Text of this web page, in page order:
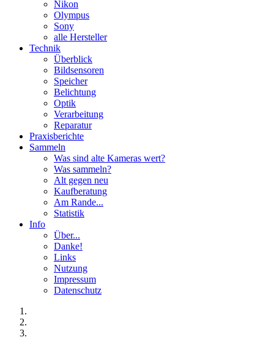
Nikon
Olympus
Sony
alle Hersteller
Technik
Überblick
Bildsensoren
Speicher
Belichtung
Optik
Verarbeitung
Reparatur
Praxisberichte
Sammeln
Was sind alte Kameras wert?
Was sammeln?
Alt gegen neu
Kaufberatung
Am Rande...
Statistik
Info
Über...
Danke!
Links
Nutzung
Impressum
Datenschutz